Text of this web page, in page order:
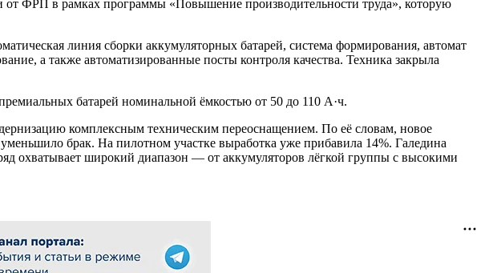
ФРП в рамках программы «Повышение производительности труда», которую
линия сборки аккумуляторных батарей, система формирования, автомат
а также автоматизированные посты контроля качества. Техника закрыла
батарей номинальной ёмкостью от 50 до 110 А·ч.
комплексным техническим переоснащением. По её словам, новое
брак. На пилотном участке выработка уже прибавила 14%. Галедина
охватывает широкий диапазон — от аккумуляторов лёгкой группы с высокими